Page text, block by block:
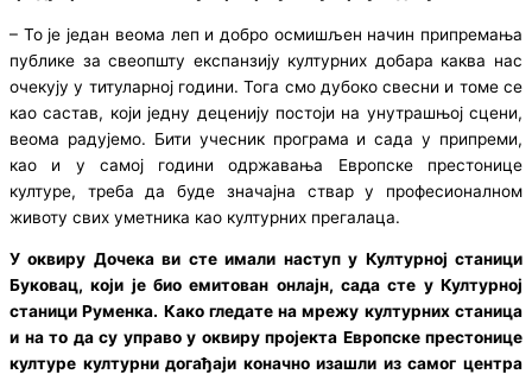
– То је један веома леп и добро осмишљен начин припремања
публике за свеопшту експанзију културних добара каква нас
очекују у титуларној години. Тога смо дубоко свесни и томе се
као састав, који једну деценију постоји на унутрашњој сцени,
веома радујемо. Бити учесник програма и сада у припреми,
као и у самој години одржавања Европске престонице
културе, треба да буде значајна ствар у професионалном
животу свих уметника као културних прегалаца.
У оквиру Дочека ви сте имали наступ у Културној станици
Буковац, који је био емитован онлајн, сада сте у Културној
станици Руменка. Како гледате на мрежу културних станица
и на то да су управо у оквиру пројекта Европске престонице
културе културни догађаји коначно изашли из самог центра